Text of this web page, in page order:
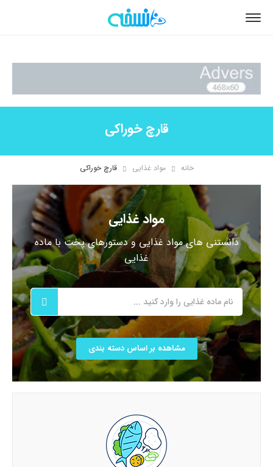
قارچ خوراکی
خانه مواد غذایی قارچ خوراکی
مواد غذایی
دانستنی های مواد غذایی و دستورهای پخت با ماده
غذایی
مشاهده بر اساس دسته بندی